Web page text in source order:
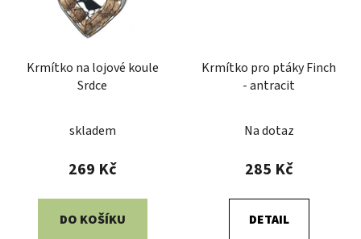
Krmítko na lojové koule
Srdce
skladem
269 Kč
DO KOŠÍKU
Krmítko pro ptáky Finch
- antracit
Na dotaz
285 Kč
DETAIL